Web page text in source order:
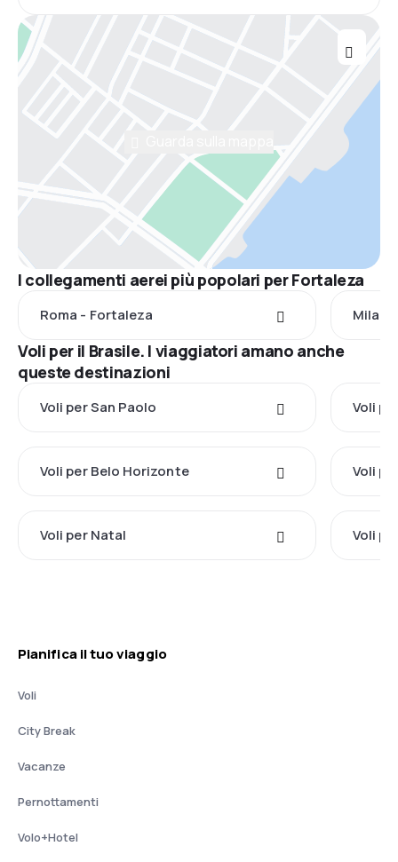
I collegamenti aerei più popolari per Fortaleza
Roma - Fortaleza
Voli per il Brasile. I viaggiatori amano anche
queste destinazioni
Voli per San Paolo Voli
Voli per Belo Horizonte Voli
Voli per Natal Voli
Pianifica il tuo viaggio
Voli
City Break
Vacanze
Pernottamenti
Volo+Hotel